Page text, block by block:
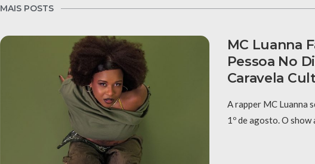
MAIS POSTS
MC Luanna
Pessoa No
Caravela
A rapper MC Luanna
1º de agosto. O